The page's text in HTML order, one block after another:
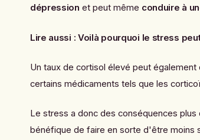
dépression et peut même conduire à
Lire aussi : Voilà pourquoi le stress
Un taux de cortisol élevé peut
certains médicaments tels que les
Le stress a donc des conséquences
bénéfique de faire en sorte d'être moins